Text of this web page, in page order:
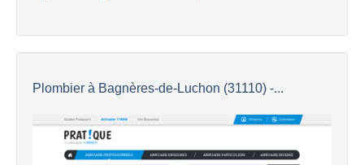
Plombier à Bagnères-de-Luchon (31110) -...